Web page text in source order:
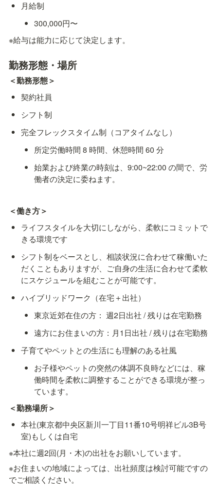
月給制
300,000円〜
※給与は能力に応じて決定します。
勤務形態・場所
＜勤務形態＞
契約社員
シフト制
完全フレックスタイム制（コアタイムなし）
所定労働時間 8 時間、休憩時間 60 分
始業および終業の時刻は、9:00~22:00 の間で、労
働者の決定に委ねます。
＜働き方＞
ライフスタイルを大切にしながら、柔軟にコミットで
きる環境です
シフト制をベースとし、相談状況に合わせて稼働いた
だくこともありますが、ご自身の生活に合わせて柔軟
にスケジュールを組むことが可能です。
ハイブリッドワーク（在宅＋出社）
東京近郊在住の方： 週2日出社 / 残りは在宅勤務
遠方にお住まいの方：月1日出社 / 残りは在宅勤務
子育てやペットとの生活にも理解のある社風
お子様やペットの突然の体調不良時などには、稼
働時間を柔軟に調整することができる環境が整っ
ています。
＜勤務場所＞
本社(東京都中央区新川一丁目11番10号明祥ビル3B号
室)もしくは自宅
※本社に週2回(月・木)の出社をお願いしています。
※お住まいの地域によっては、出社頻度は検討可能ですの
でご相談ください。